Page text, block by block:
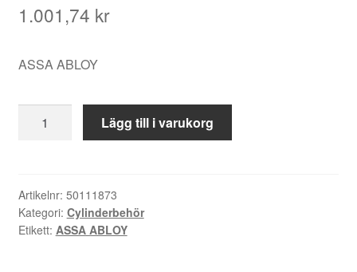
1.001,74 kr
ASSA ABLOY
3211
mängd
Lägg till i varukorg
Artikelnr: 50111873
Kategori: Cylinderbehör
Etikett: ASSA ABLOY